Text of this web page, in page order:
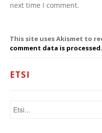
next time I comment.
This site uses Akismet to
comment data is processed.
ETSI